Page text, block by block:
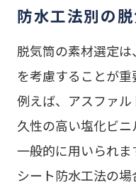
防水工法別の
脱気筒の素材選定
を考慮することが重
例えば、アスファ
久性の高い塩化ビ
一般的に用いられま
シート防水工法の